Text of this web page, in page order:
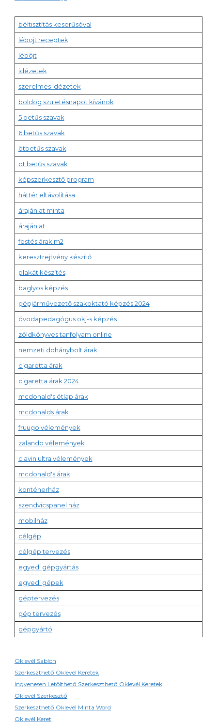
béltisztítás keserűsóval
léböjt receptek
léböjt
idézetek
szerelmes idézetek
boldog születésnapot kívánok
5 betűs szavak
6 betűs szavak
ötbetűs szavak
öt betűs szavak
képszerkesztő program
háttér eltávolítása
árajánlat minta
árajánlat
festés árak m2
keresztrejtvény készítő
plakát készítés
baglyos képzés
gépjárművezető szakoktató képzés 2024
óvodapedagógus okj-s képzés
zöldkönyves tanfolyam online
nemzeti dohánybolt árak
cigaretta árak
cigaretta árak 2024
mcdonald's étlap árak
mcdonalds árak
fruugo vélemények
zalando vélemények
clavin ultra vélemények
mcdonald's árak
konténerház
szendvicspanel ház
mobilház
célgép
célgép tervezés
egyedi gépgyártás
egyedi gépek
géptervezés
gép tervezés
gépgyártó
Oklevél Sablon
Szerkeszthető Oklevél Keretek
Ingyenesen Letölthető Szerkeszthető Oklevél Keretek
Oklevél Szerkesztő
Szerkeszthető Oklevél Minta Word
Oklevél Keret